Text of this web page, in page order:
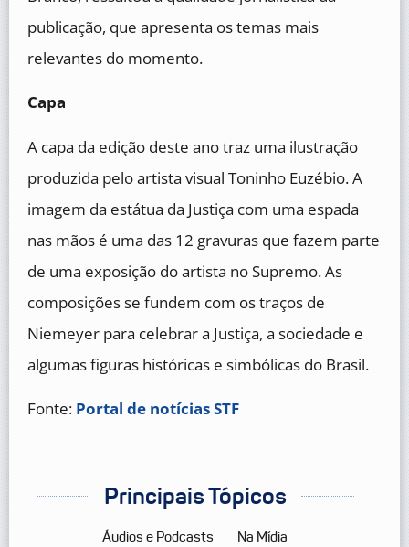
publicação, que apresenta os temas mais
relevantes do momento.
Capa
A capa da edição deste ano traz uma ilustração
produzida pelo artista visual Toninho Euzébio. A
imagem da estátua da Justiça com uma espada
nas mãos é uma das 12 gravuras que fazem parte
de uma exposição do artista no Supremo. As
composições se fundem com os traços de
Niemeyer para celebrar a Justiça, a sociedade e
algumas figuras históricas e simbólicas do Brasil.
Fonte: Portal de notícias STF
Principais Tópicos
Áudios e Podcasts
Na Mídia